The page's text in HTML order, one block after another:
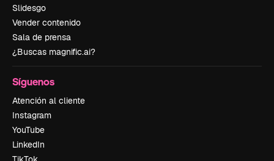
Slidesgo
Vender contenido
Sala de prensa
¿Buscas magnific.ai?
Síguenos
Atención al cliente
Instagram
YouTube
LinkedIn